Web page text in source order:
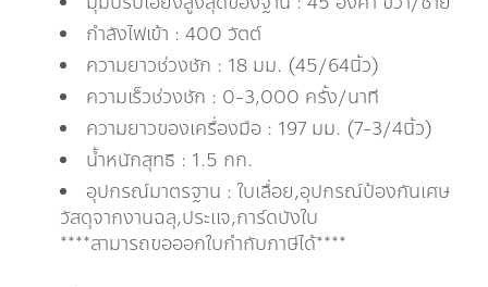
กำลังไฟเข้า : 400 วัตต์
ความยาวช่วงชัก : 18 มม. (45/64นิ้ว)
ความเร็วช่วงชัก : 0-3,000 ครั้ง/นาที
ความยาวของเครื่องมือ : 197 มม. (7-3/4นิ้ว)
น้ำหนักสุทธิ : 1.5 กก.
อุปกรณ์มาตรฐาน : ใบเลื่อย,อุปกรณ์ป้องกันเศษ
วัสดุจากงานฉลุ,ประแจ,การ์ดบังใบ
****สามารถขอออกใบกำกับภาษีได้****